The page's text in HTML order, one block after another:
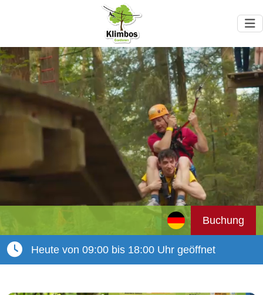
Buchung
Heute von 09:00 bis 18:00 Uhr geöffnet